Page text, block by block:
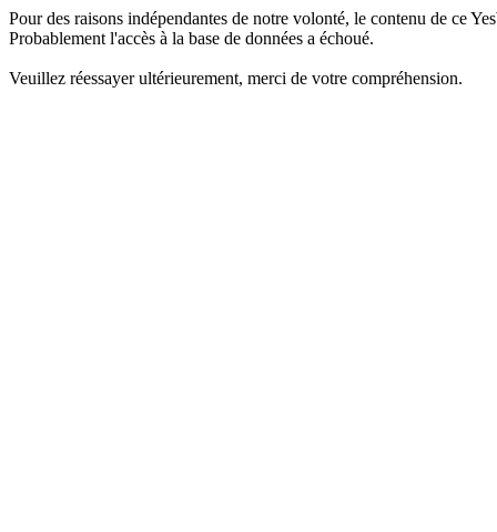
Pour des raisons indépendantes de notre volonté, le contenu de ce
Probablement l'accès à la base de données a échoué.
Veuillez réessayer ultérieurement, merci de votre compréhension.